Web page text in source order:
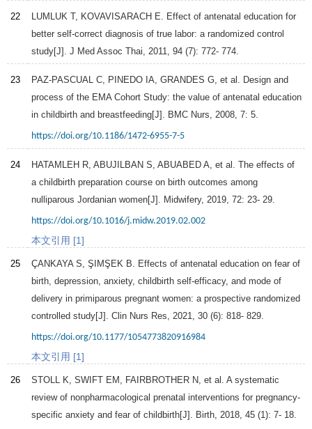
22
LUMLUK T, KOVAVISARACH E. Effect of antenatal education for
better self-correct diagnosis of true labor: a randomized control
study[J]. J Med Assoc Thai, 2011, 94 (7): 772- 774.
23
PAZ-PASCUAL C, PINEDO IA, GRANDES G, et al. Design and
process of the EMA Cohort Study: the value of antenatal education
in childbirth and breastfeeding[J]. BMC Nurs, 2008, 7: 5.
https://doi.org/10.1186/1472-6955-7-5
24
HATAMLEH R, ABUJILBAN S, ABUABED A, et al. The effects of
a childbirth preparation course on birth outcomes among
nulliparous Jordanian women[J]. Midwifery, 2019, 72: 23- 29.
https://doi.org/10.1016/j.midw.2019.02.002
本文引用 [1]
25
ÇANKAYA S, ŞIMŞEK B. Effects of antenatal education on fear of
birth, depression, anxiety, childbirth self-efficacy, and mode of
delivery in primiparous pregnant women: a prospective randomized
controlled study[J]. Clin Nurs Res, 2021, 30 (6): 818- 829.
https://doi.org/10.1177/1054773820916984
本文引用 [1]
26
STOLL K, SWIFT EM, FAIRBROTHER N, et al. A systematic
review of nonpharmacological prenatal interventions for pregnancy-
specific anxiety and fear of childbirth[J]. Birth, 2018, 45 (1): 7- 18.